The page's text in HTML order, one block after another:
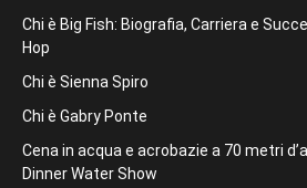
Chi è Big Fish: Biografia, Carriera e
Hop
Chi è Sienna Spiro
Chi è Gabry Ponte
Cena in acqua e acrobazie a 70 metri
Dinner Water Show